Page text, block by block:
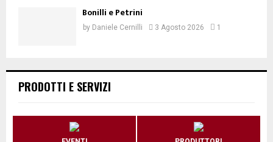
Bonilli e Petrini
by Daniele Cernilli 3 Agosto 2026 1
PRODOTTI E SERVIZI